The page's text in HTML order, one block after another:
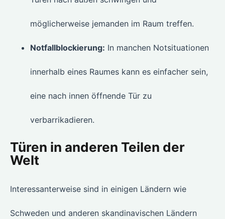
möglicherweise jemanden im Raum treffen.
Notfallblockierung: In manchen Notsituationen
innerhalb eines Raumes kann es einfacher sein,
eine nach innen öffnende Tür zu
verbarrikadieren.
Türen in anderen Teilen der
Welt
Interessanterweise sind in einigen Ländern wie
Schweden und anderen skandinavischen Ländern